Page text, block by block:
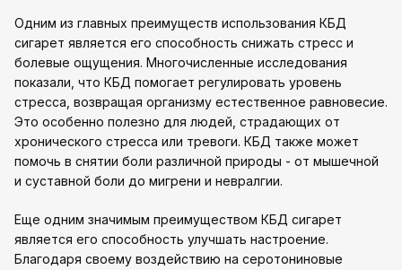
Одним из главных преимуществ использования КБД
сигарет является его способность снижать стресс и
болевые ощущения. Многочисленные исследования
показали, что КБД помогает регулировать уровень
стресса, возвращая организму естественное равновесие.
Это особенно полезно для людей, страдающих от
хронического стресса или тревоги. КБД также может
помочь в снятии боли различной природы - от мышечной
и суставной боли до мигрени и невралгии.
Еще одним значимым преимуществом КБД сигарет
является его способность улучшать настроение.
Благодаря своему воздействию на серотониновые